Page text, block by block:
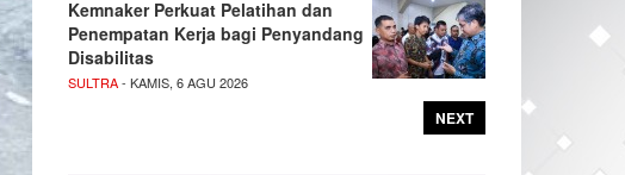
Kemnaker Perkuat Pelatihan dan
Penempatan Kerja bagi Penyandang
Disabilitas
SULTRA- KAMIS, 6 AGU 2026
NEXT